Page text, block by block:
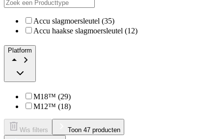
Accu slagmoersleutel (35)
Accu haakse slagmoersleutel (12)
Platform
M18™ (29)
M12™ (18)
Wis filters Toon 47 producten